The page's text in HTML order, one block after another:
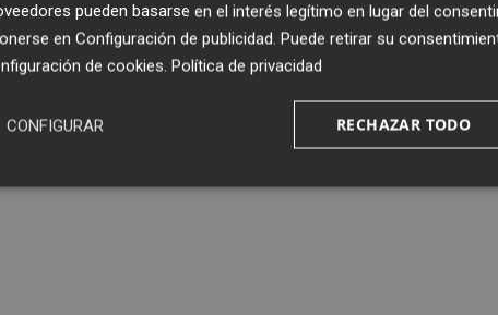
pueden basarse en el interés legítimo en lugar del
en Configuración de publicidad. Puede retirar su
de cookies. Política de privacidad
RECHAZAR TODO
CONFIGURAR